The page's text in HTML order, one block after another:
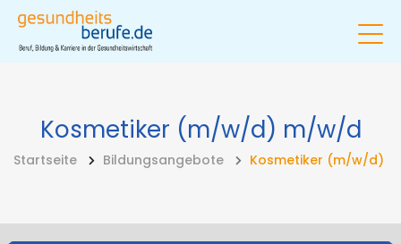
Kosmetiker (m/w/d) m/w/d
Startseite Bildungsangebote Kosmetiker (m/w/d)